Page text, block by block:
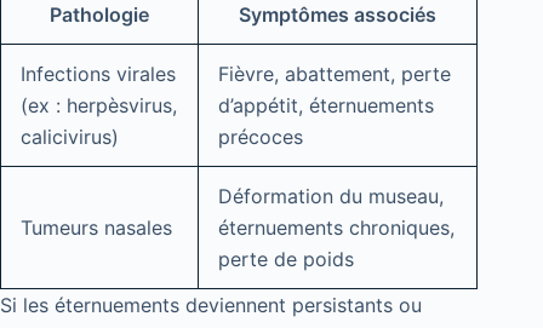
Pathologie Symptômes associés
Infections virales
(ex : herpèsvirus,
calicivirus)
Fièvre, abattement, perte
d’appétit, éternuements
précoces
Tumeurs nasales
Déformation du museau,
éternuements chroniques,
perte de poids
Si les éternuements deviennent persistants ou